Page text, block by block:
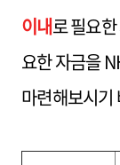
이내로 필요
요한 자금을
마련해보시기